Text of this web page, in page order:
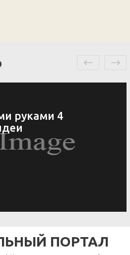
руками 4
ПОРТАЛ